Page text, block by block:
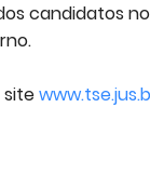
candidatos
site